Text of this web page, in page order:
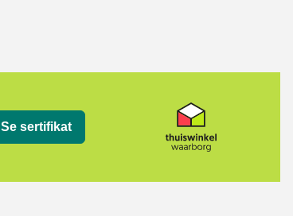
Se sertifikat